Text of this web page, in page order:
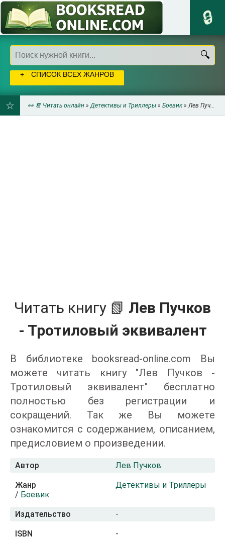
СПИСОК ВСЕХ ЖАНРОВ
👀 📔 Читать онлайн »Детективы и Триллеры » Боевик» Лев Пучков - Тротиловый эквивалент
Читать книгу 📗 Лев Пучков
- Тротиловый эквивалент
В библиотеке booksread-online.com Вы
можете читать книгу "Лев Пучков -
Тротиловый эквивалент" бесплатно
полностью без регистрации и
сокращений. Так же Вы можете
ознакомится с содержанием, описанием,
предисловием о произведении.
Автор Лев Пучков
Жанр
Детективы и Триллеры
/ Боевик
Издательство -
ISBN -